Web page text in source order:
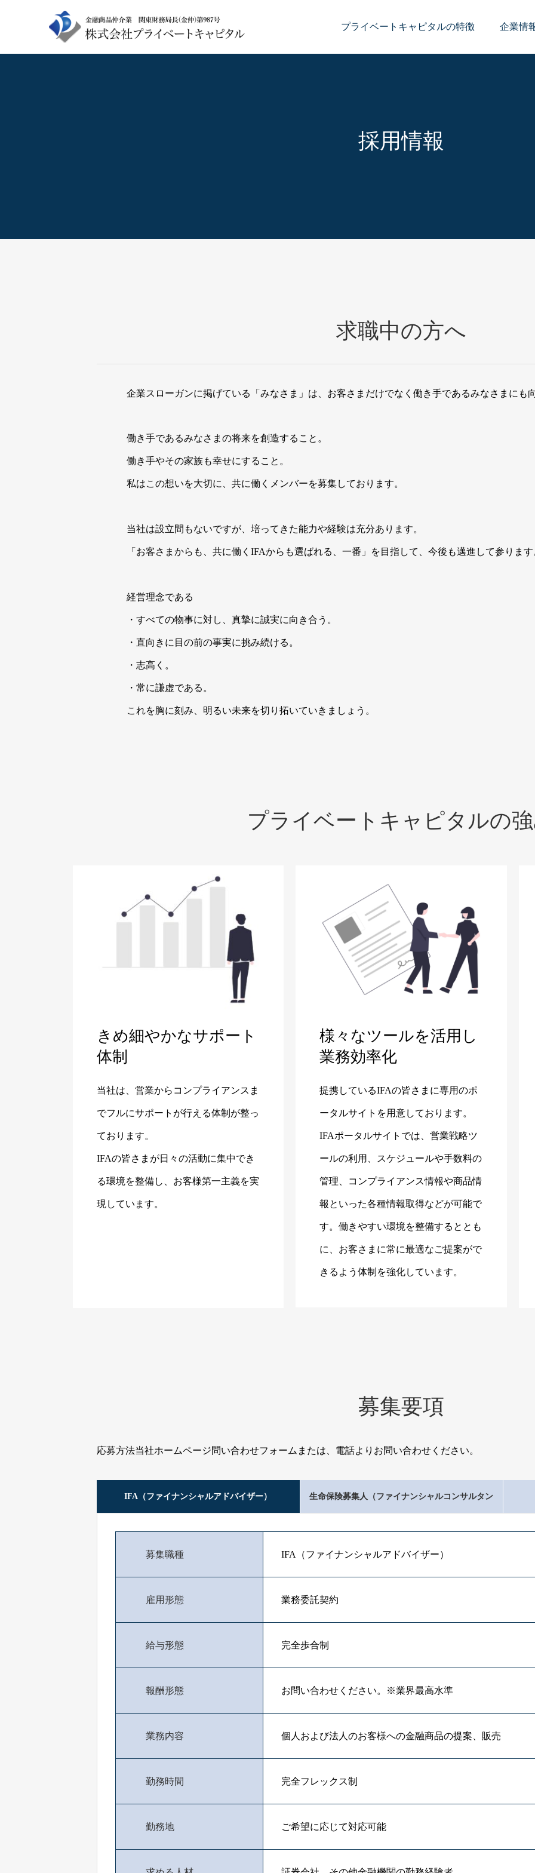
プライベートキャピタルの特徴 企業情
採用情報
求職中の方へ
企業スローガンに掲げている「みなさま」は、お客さまだけでなく働き手であるみなさまにも
働き手であるみなさまの将来を創造すること。
働き手やその家族も幸せにすること。
私はこの想いを大切に、共に働くメンバーを募集しております。
当社は設立間もないですが、培ってきた能力や経験は充分あります。
「お客さまからも、共に働くIFAからも選ばれる、一番」を目指して、今後も邁進して参ります
経営理念である
・すべての物事に対し、真摯に誠実に向き合う。
・直向きに目の前の事実に挑み続ける。
・志高く。
・常に謙虚である。
これを胸に刻み、明るい未来を切り拓いていきましょう。
プライベートキャピタルの
きめ細やかなサポート
体制
当社は、営業からコンプライアンスま
でフルにサポートが行える体制が整っ
ております。
IFAの皆さまが日々の活動に集中でき
る環境を整備し、お客様第一主義を実
現しています。
様々なツールを活用し
業務効率化
提携しているIFAの皆さまに専用のポ
ータルサイトを用意しております。
IFAポータルサイトでは、営業戦略ツ
ールの利用、スケジュールや手数料の
管理、コンプライアンス情報や商品情
報といった各種情報取得などが可能で
す。働きやすい環境を整備するととも
に、お客さまに常に最適なご提案がで
きるよう体制を強化しています。
募集要項
応募方法当社ホームページ問い合わせフォームまたは、電話よりお問い合わせください。
IFA（ファイナンシャルアドバイザー） 生命保険募集人（ファイナンシャルコンサルタン
募集職種 IFA（ファイナンシャルアドバイザー）
雇用形態 業務委託契約
給与形態 完全歩合制
報酬形態 お問い合わせください。※業界最高水準
業務内容 個人および法人のお客様への金融商品の提案、販売
勤務時間 完全フレックス制
勤務地 ご希望に応じて対応可能